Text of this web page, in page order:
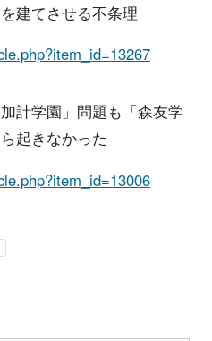
建てさせる不条理
計学園」問題も「森友学
起きなかった